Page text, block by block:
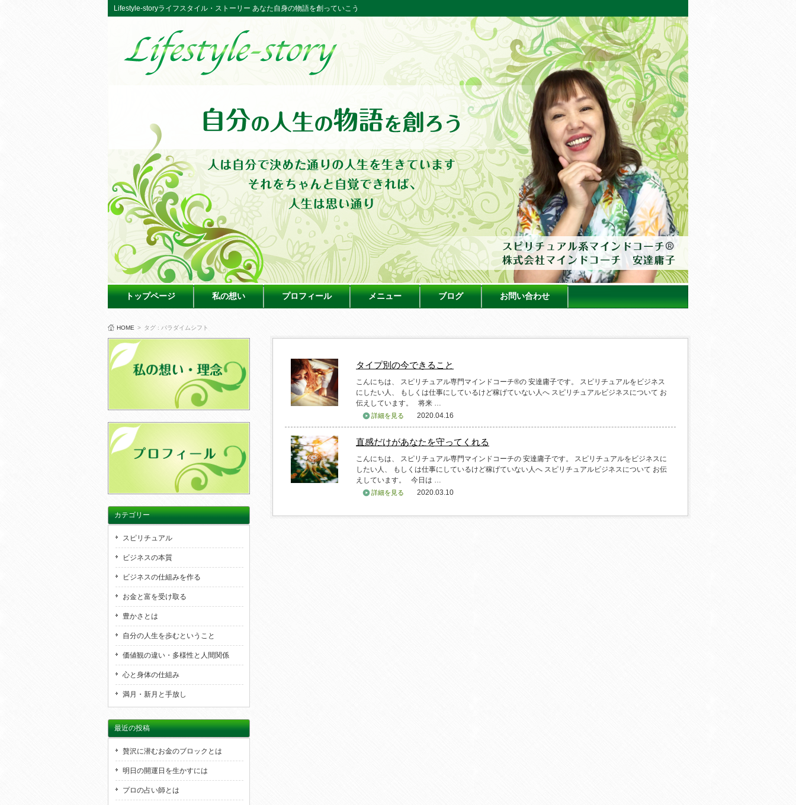
Lifestyle-storyライフスタイル・ストーリー あなた自身の物語を創っていこう
トップページ 私の想い プロフィール メニュー ブログ お問い合わせ
HOME > タグ : パラダイムシフト
タイプ別の今できること
こんにちは、 スピリチュアル専門マインドコーチ®の 安達庸子です。 スピリチュアルをビジネス
にしたい人、 もしくは仕事にしているけど稼げていない人へ スピリチュアルビジネスについて お
伝えしています。 将来 …
詳細を見る 2020.04.16
直感だけがあなたを守ってくれる
こんにちは、 スピリチュアル専門マインドコーチの 安達庸子です。 スピリチュアルをビジネスに
したい人、 もしくは仕事にしているけど稼げていない人へ スピリチュアルビジネスについて お伝
えしています。 今日は …
詳細を見る 2020.03.10
カテゴリー
スピリチュアル
ビジネスの本質
ビジネスの仕組みを作る
お金と富を受け取る
豊かさとは
自分の人生を歩むということ
価値観の違い・多様性と人間関係
心と身体の仕組み
満月・新月と手放し
最近の投稿
贅沢に潜むお金のブロックとは
明日の開運日を生かすには
プロの占い師とは